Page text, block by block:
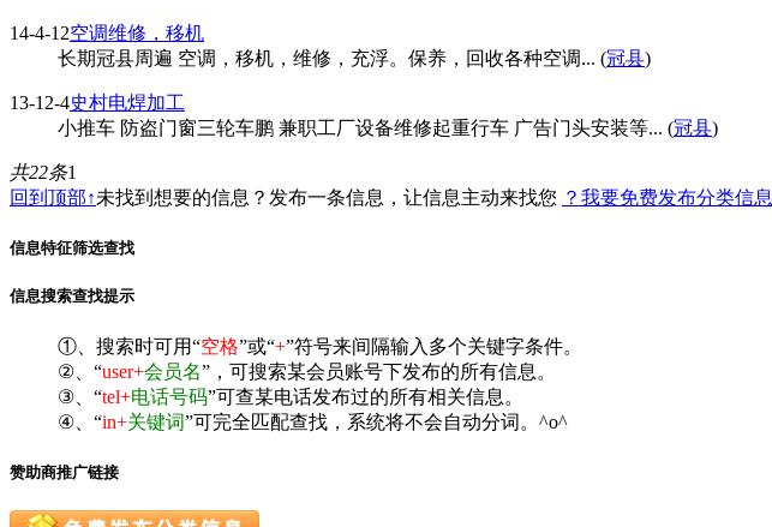
14-4-12空调维修，移机
长期冠县周遍 空调，移机，维修，充浮。保养，回收各种空调... (冠县)
13-12-4史村电焊加工
小推车 防盗门窗三轮车鹏 兼职工厂设备维修起重行车 广告门头安装等... (冠县)
共22条1
回到顶部↑未找到想要的信息？发布一条信息，让信息主动来找您 ？我要免费发布分类信息
信息特征筛选查找
信息搜索查找提示
①、搜索时可用“空格”或“+”符号来间隔输入多个关键字条件。
②、“user+会员名”，可搜索某会员账号下发布的所有信息。
③、“tel+电话号码”可查某电话发布过的所有相关信息。
④、“in+关键词”可完全匹配查找，系统将不会自动分词。^o^
赞助商推广链接